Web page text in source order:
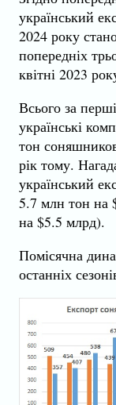
український
2024 року
попередніх
квітні 2023
Всього за
українські
тон
рік тому.
український
5.7 млн тон на
на $5.5 млрд).
Помісячна
останніх